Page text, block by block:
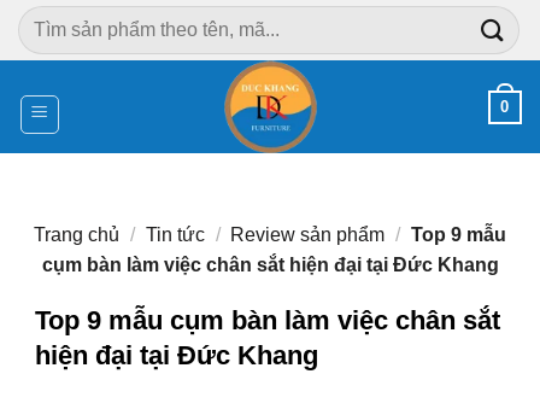
Chuyển
đến
dung
Tìm
kiếm:
0
Trang chủ / Tin tức / Review sản phẩm / Top 9 mẫu
cụm bàn làm việc chân sắt hiện đại tại Đức Khang
Top 9 mẫu cụm bàn làm việc chân sắt
hiện đại tại Đức Khang